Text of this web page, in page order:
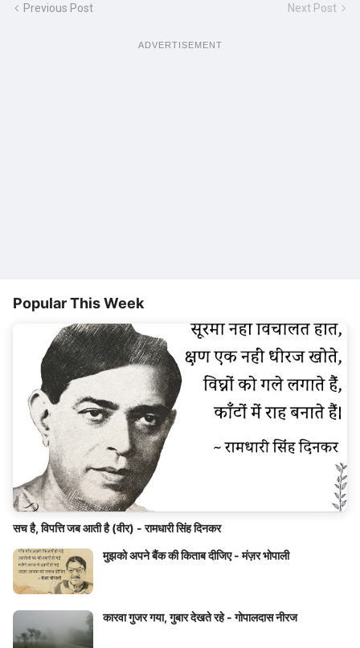
Previous Post Next Post
ADVERTISEMENT
Popular This Week
सच है, विपत्ति जब आती है (वीर) - रामधारी सिंह दिनकर
मुझको अपने बैंक की किताब दीजिए - मंज़र भोपाली
कारवा गुजर गया, गुबार देखते रहे - गोपालदास नीरज